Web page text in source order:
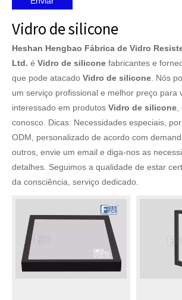
Vidro de silicone
Heshan Hengbao Fábrica de Vidro
Ltd. é Vidro de silicone fabricantes e
que pode atacado Vidro de silicone . Nós
um serviço profissional e melhor preço para
interessado em produtos Vidro de silicone
conosco. Dicas: Necessidades especiais,
ODM, personalizado de acordo com
outros, envie um email e diga-nos as
detalhes. Seguimos a qualidade de estar
da consciência, serviço dedicado.